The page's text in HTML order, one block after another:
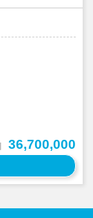
36,700,000